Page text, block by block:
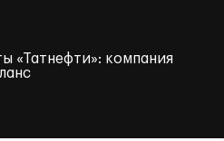
«Татнефти»: компания